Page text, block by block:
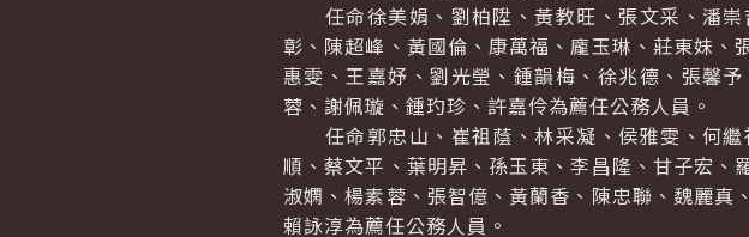
任命徐美娟、劉柏陞、黃教旺、張文采、潘崇
彰、陳超峰、黃國倫、康萬福、龐玉琳、莊東妹
惠雯、王嘉妤、劉光瑩、鍾韻梅、徐兆德、張馨
蓉、謝佩璇、鍾玓珍、許嘉伶為薦任公務人員。
任命郭忠山、崔祖蔭、林采凝、侯雅雯、何繼
順、蔡文平、葉明昇、孫玉東、李昌隆、甘子宏
淑嫻、楊素蓉、張智億、黃蘭香、陳忠聯、魏麗真
賴詠淳為薦任公務人員。